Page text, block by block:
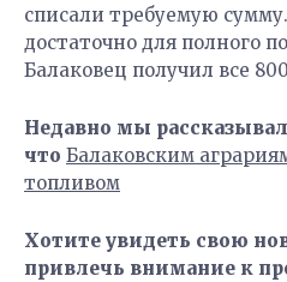
списали требуемую
достаточно для полного
Балаковец получил все
Недавно мы
что Балаковским
топливом
Хотите увидеть свою
привлечь внимание к